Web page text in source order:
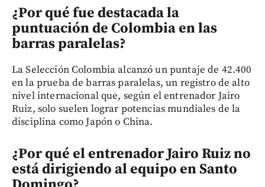
¿Por qué fue destacada la
puntuación de Colombia en las
barras paralelas?
La Selección Colombia alcanzó un puntaje de 42.400
en la prueba de barras paralelas, un registro de alto
nivel internacional que, según el entrenador Jairo
Ruiz, solo suelen lograr potencias mundiales de la
disciplina como Japón o China.
¿Por qué el entrenador Jairo Ruiz no
está dirigiendo al equipo en Santo